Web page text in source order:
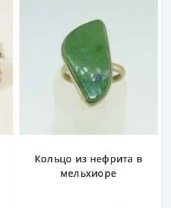
Кольцо из нефрита в
мельхиоре